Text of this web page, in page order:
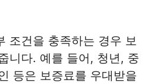
조건을 충족하는 경우 보
니다. 예를 들어, 청년, 중
등은 보증료를 우대받을